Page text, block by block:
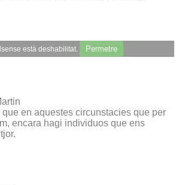
està deshabilitat. Permetre
en aquestes circunstacies que per
encara hagi individuos que ens